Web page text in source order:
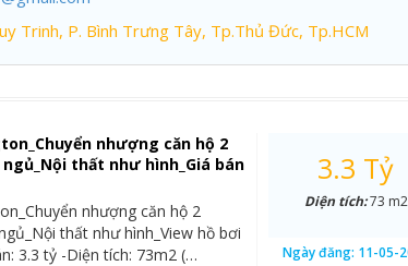
Trinh, P. Bình Trưng Tây, Tp.Thủ Đức, Tp.HCM
nhượng căn hộ 2
thất như hình_Giá bán
nhượng căn hộ 2
thất như hình_View hồ bơi
3.3 tỷ -Diện tích: 73m2 (…
3.3 Tỷ
Diện tích:73 m2
Ngày đăng: 11-05-